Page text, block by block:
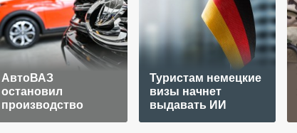
АвтоВАЗ
остановил
производство
Туристам немецкие
визы начнет
выдавать ИИ